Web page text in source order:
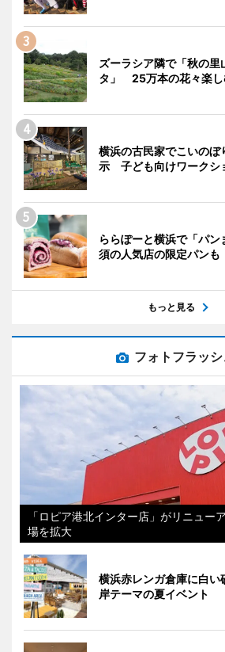
ズーラシア隣で「秋の里
タ」 25万本の花々楽し
横浜の古民家でこいのぼ
示 子ども向けワークシ
ららぽーと横浜で「パ
須の人気店の限定パンも
もっと見る
フォトフラッシ
「ロピア港北インター店」がリニュ
場を拡大
横浜赤レンガ倉庫に白
岸テーマの夏イベント